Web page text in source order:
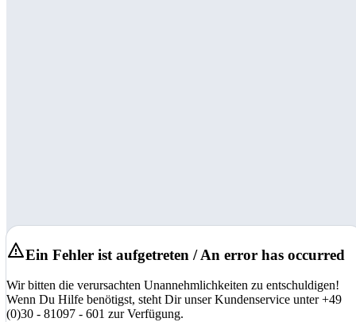
Ein Fehler ist aufgetreten / An error has occurred
Wir bitten die verursachten Unannehmlichkeiten zu entschuldigen!
Wenn Du Hilfe benötigst, steht Dir unser Kundenservice unter +49
(0)30 - 81097 - 601 zur Verfügung.